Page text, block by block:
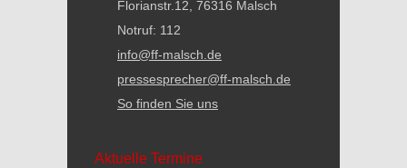
Florianstr.12, 76316 Malsch
Notruf: 112
info@ff-malsch.de
pressesprecher@ff-malsch.de
So finden Sie uns
Aktuelle Termine